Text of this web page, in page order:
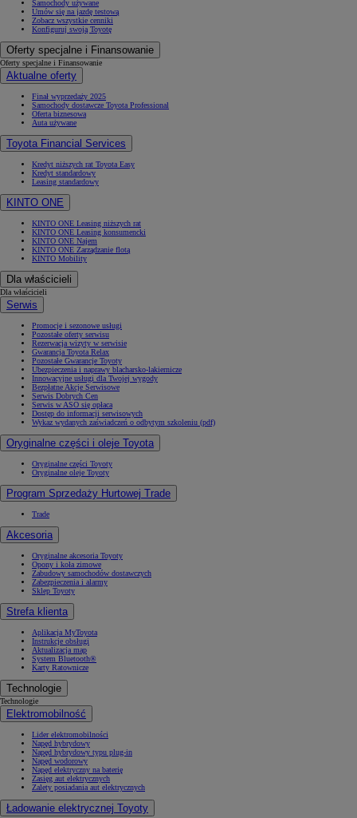
Samochody używane
Umów się na jazdę testową
Zobacz wszystkie cenniki
Konfiguruj swoją Toyotę
Oferty specjalne i Finansowanie
Oferty specjalne i Finansowanie
Aktualne oferty
Finał wyprzedaży 2025
Samochody dostawcze Toyota Professional
Oferta biznesowa
Auta używane
Toyota Financial Services
Kredyt niższych rat Toyota Easy
Kredyt standardowy
Leasing standardowy
KINTO ONE
KINTO ONE Leasing niższych rat
KINTO ONE Leasing konsumencki
KINTO ONE Najem
KINTO ONE Zarządzanie flotą
KINTO Mobility
Dla właścicieli
Dla właścicieli
Serwis
Promocje i sezonowe usługi
Pozostałe oferty serwisu
Rezerwacja wizyty w serwisie
Gwarancja Toyota Relax
Pozostałe Gwarancje Toyoty
Ubezpieczenia i naprawy blacharsko-lakiernicze
Innowacyjne usługi dla Twojej wygody
Bezpłatne Akcje Serwisowe
Serwis Dobrych Cen
Serwis w ASO się opłaca
Dostęp do informacji serwisowych
Wykaz wydanych zaświadczeń o odbytym szkoleniu (pdf)
Oryginalne części i oleje Toyota
Oryginalne części Toyoty
Oryginalne oleje Toyoty
Program Sprzedaży Hurtowej Trade
Trade
Akcesoria
Oryginalne akcesoria Toyoty
Opony i koła zimowe
Zabudowy samochodów dostawczych
Zabezpieczenia i alarmy
Sklep Toyoty
Strefa klienta
Aplikacja MyToyota
Instrukcje obsługi
Aktualizacja map
System Bluetooth®
Karty Ratownicze
Technologie
Technologie
Elektromobilność
Lider elektromobilności
Napęd hybrydowy
Napęd hybrydowy typu plug-in
Napęd wodorowy
Napęd elektryczny na baterię
Zasięg aut elektrycznych
Zalety posiadania aut elektrycznych
Ładowanie elektrycznej Toyoty